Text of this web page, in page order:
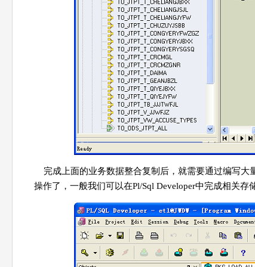
完成上面的业务数据整合复制后，就需要通过编写
操作了，一般我们可以在Pl/Sql Developer中完成相关存